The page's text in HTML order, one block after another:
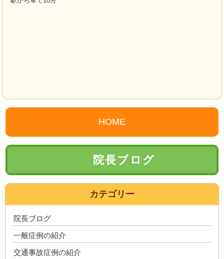
HOME
院長ブログ
カテゴリー
院長ブログ
一般症例の紹介
交通事故症例の紹介